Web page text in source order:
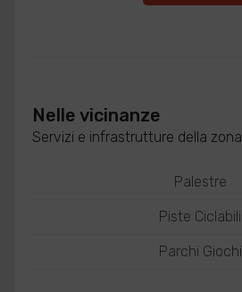
Nelle vicinanze
Servizi e infrastrutture della zona
Palestre
Piste Ciclabili
Parchi Giochi